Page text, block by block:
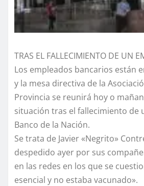
TRAS EL FALLECIMIENTO DE UN
Los empleados bancarios están
y la mesa directiva de la
Provincia se reunirá hoy o
situación tras el fallecimiento de
Banco de la Nación.
Se trata de Javier «Negrito»
despedido ayer por sus
en las redes en los que se
esencial y no estaba vacunado».